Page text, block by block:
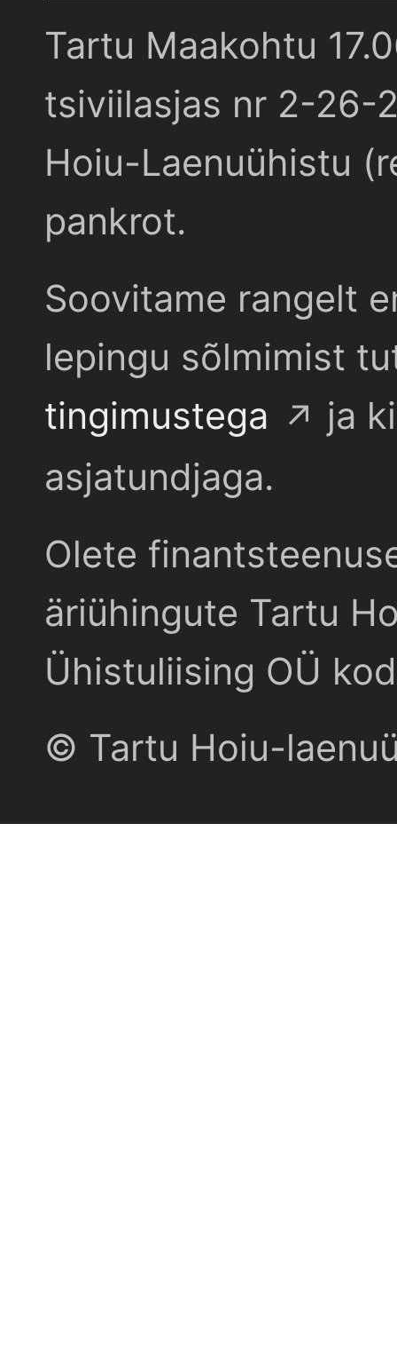
Tartu Maakohtu
tsiviilasjas nr 2-26-
Hoiu-Laenuühistu
pankrot.
Soovitame rangelt
lepingu sõlmimist
tingimustega
ja
asjatundjaga.
Olete
äriühingute Tartu
Ühistuliising OÜ
© Tartu Hoiu-